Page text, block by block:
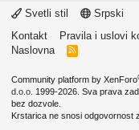
Svetli stil
Srpski
Kontakt
Pravila i uslovi
Naslovna
R
Community platform by XenForo
d.o.o. 1999-2026. Sva prava
bez dozvole.
Krstarica ne snosi odgovornost